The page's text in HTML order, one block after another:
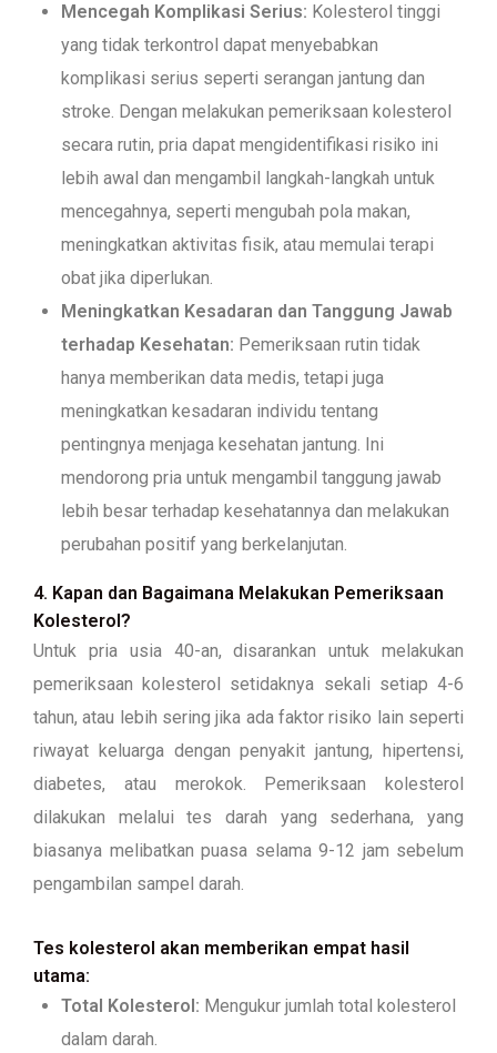
Mencegah Komplikasi Serius: Kolesterol tinggi
yang tidak terkontrol dapat menyebabkan
komplikasi serius seperti serangan jantung dan
stroke. Dengan melakukan pemeriksaan kolesterol
secara rutin, pria dapat mengidentifikasi risiko ini
lebih awal dan mengambil langkah-langkah untuk
mencegahnya, seperti mengubah pola makan,
meningkatkan aktivitas fisik, atau memulai terapi
obat jika diperlukan.
Meningkatkan Kesadaran dan Tanggung Jawab
terhadap Kesehatan: Pemeriksaan rutin tidak
hanya memberikan data medis, tetapi juga
meningkatkan kesadaran individu tentang
pentingnya menjaga kesehatan jantung. Ini
mendorong pria untuk mengambil tanggung jawab
lebih besar terhadap kesehatannya dan melakukan
perubahan positif yang berkelanjutan.
4. Kapan dan Bagaimana Melakukan Pemeriksaan
Kolesterol?
Untuk pria usia 40-an, disarankan untuk melakukan
pemeriksaan kolesterol setidaknya sekali setiap 4-6
tahun, atau lebih sering jika ada faktor risiko lain seperti
riwayat keluarga dengan penyakit jantung, hipertensi,
diabetes, atau merokok. Pemeriksaan kolesterol
dilakukan melalui tes darah yang sederhana, yang
biasanya melibatkan puasa selama 9-12 jam sebelum
pengambilan sampel darah.
Tes kolesterol akan memberikan empat hasil
utama:
Total Kolesterol: Mengukur jumlah total kolesterol
dalam darah.